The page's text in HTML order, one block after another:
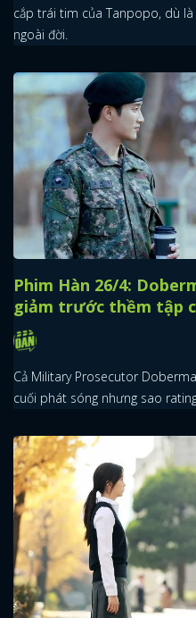
cắp trái tim của Tanpopo, dù
ngoài đời.
Phim Hàn 26/4:
giảm trước thềm tập
Cả Military Prosecutor
cuối phát sóng nhưng sao